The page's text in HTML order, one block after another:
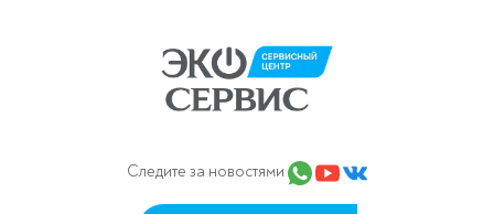
Следите за новостями